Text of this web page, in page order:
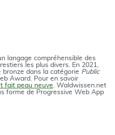
langage compréhensible des
les plus divers. En 2021,
bronze dans la catégorie Public
Award. Pour en savoir
fait peau neuve. Waldwissen.net
forme de Progressive Web App